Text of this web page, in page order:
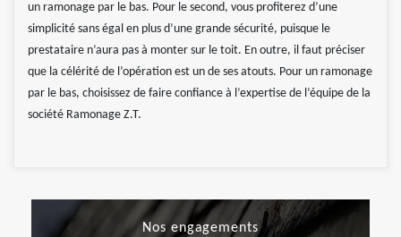
un ramonage par le bas. Pour le second, vous profiterez d’une
simplicité sans égal en plus d’une grande sécurité, puisque le
prestataire n’aura pas à monter sur le toit. En outre, il faut préciser
que la célérité de l’opération est un de ses atouts. Pour un ramonage
par le bas, choisissez de faire confiance à l’expertise de l’équipe de la
société Ramonage Z.T.
Nos engagements